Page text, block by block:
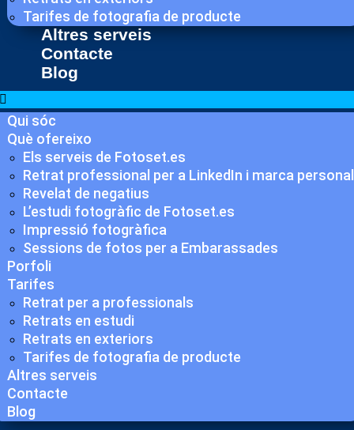
Tarifes de fotografia de producte
Altres serveis
Contacte
Blog
Qui sóc
Què ofereixo
Els serveis de Fotoset.es
Retrat professional per a LinkedIn i marca personal
Revelat de negatius
L’estudi fotogràfic de Fotoset.es
Impressió fotogràfica
Sessions de fotos per a Embarassades
Porfoli
Tarifes
Retrat per a professionals
Retrats en estudi
Retrats en exteriors
Tarifes de fotografia de producte
Altres serveis
Contacte
Blog